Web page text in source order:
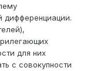
дифференциации.
для них
с совокупности